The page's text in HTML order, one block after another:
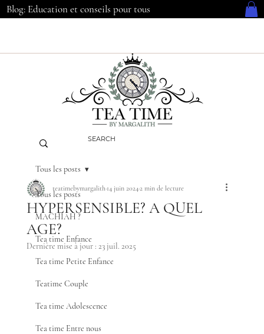
Blog: Education et conseils pour tous
Tous les posts
MACHIAH ?
Tea time Enfance
Tea time Petite Enfance
Teatime Couple
Tea time Adolescence
Tea time Entre nous
Tous les posts
HYPERSENSIBLE? A QUEL
AGE?
teatimebymargalith14 juin 20242 min de lecture
Dernière mise à jour : 23 juil. 2025